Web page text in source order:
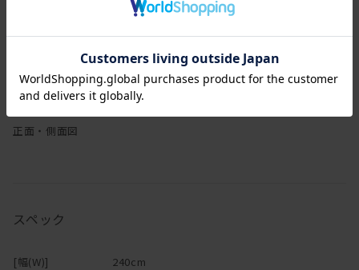
正面・側面図
スペック
[幅(W)]
240cm